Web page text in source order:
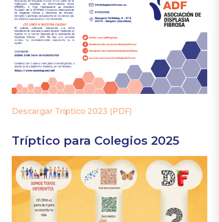
Descargar Tríptico 2023 (PDF)
Tríptico para Colegios 2025